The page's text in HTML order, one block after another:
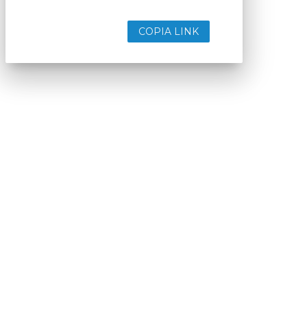
COPIA LINK